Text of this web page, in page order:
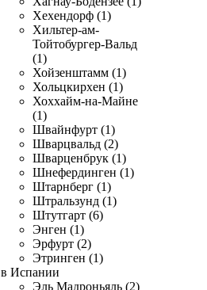
Хехендорф (1)
Хильтер-ам-
Тойтобургер-Вальд
(1)
Хойзенштамм (1)
Хольцкирхен (1)
Хоххайм-на-Майне
(1)
Швайнфурт (1)
Шварцвальд (2)
Шварценбрук (1)
Шнефердинген (1)
Штарнберг (1)
Штральзунд (1)
Штутгарт (6)
Энген (1)
Эрфурт (2)
Этринген (1)
в Испании
Эль Мадроньяль (2)